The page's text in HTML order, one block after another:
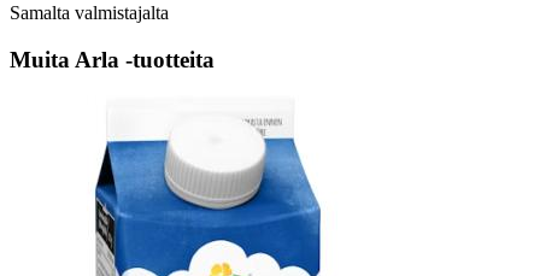
Samalta valmistajalta
Muita Arla -tuotteita